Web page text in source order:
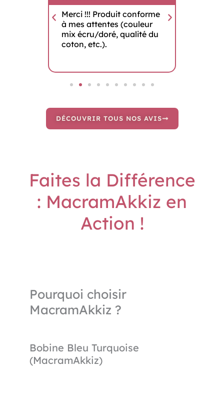
Merci !!! Produit conforme
à mes attentes (couleur
mix écru/doré, qualité du
coton, etc.).
DÉCOUVRIR TOUS NOS AVIS
Faites la Différence
: MacramAkkiz en
Action !
Pourquoi choisir
MacramAkkiz ?
Bobine Bleu Turquoise
(MacramAkkiz)